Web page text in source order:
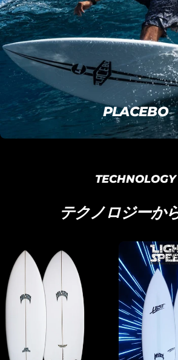
PLACEBO
TECHNOLOGY
テクノロジーか